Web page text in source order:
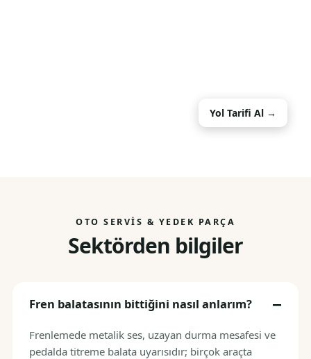
Yol Tarifi Al →
OTO SERVIS & YEDEK PARÇA
Sektörden bilgiler
Fren balatasının bittiğini nasıl anlarım?
Frenlemede metalik ses, uzayan durma mesafesi ve
pedalda titreme balata uyarısıdır; birçok araçta